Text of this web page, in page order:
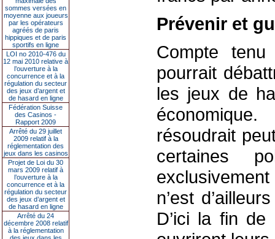
sommes versées en
moyenne aux joueurs
par les opérateurs
agréés de paris
hippiques et de paris
sportifs en ligne
LOI no 2010-476 du
12 mai 2010 relative à
l’ouverture à la
concurrence et à la
régulation du secteur
des jeux d’argent et
de hasard en ligne
Fédération Suisse
des Casinos -
Rapport 2009
Arrêté du 29 juillet
2009 relatif à la
réglementation des
jeux dans les casinos
Projet de Loi du 30
mars 2009 relatif à
l’ouverture à la
concurrence et à la
régulation du secteur
des jeux d’argent et
de hasard en ligne
Arrêté du 24
décembre 2008 relatif
à la réglementation
Prévenir et
Compte
pourrait
les jeux de
résoudrait
certaines
n’est
D’ici la fin de